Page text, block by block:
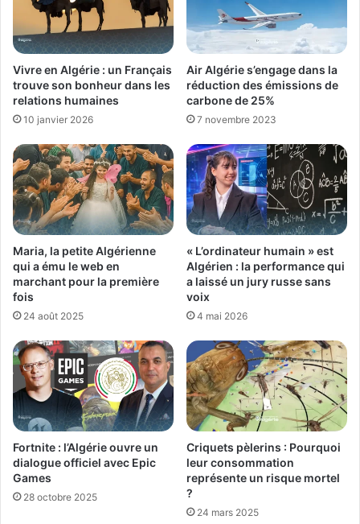
Vivre en Algérie : un Français
trouve son bonheur dans les
relations humaines
10 janvier 2026
Air Algérie s’engage dans la
réduction des émissions de
carbone de 25%
7 novembre 2023
Maria, la petite Algérienne
qui a ému le web en
marchant pour la première
fois
24 août 2025
« L’ordinateur humain » est
Algérien : la performance qui
a laissé un jury russe sans
voix
4 mai 2026
Fortnite : l’Algérie ouvre un
dialogue officiel avec Epic
Games
28 octobre 2025
Criquets pèlerins : Pourquoi
leur consommation
représente un risque mortel
?
24 mars 2025